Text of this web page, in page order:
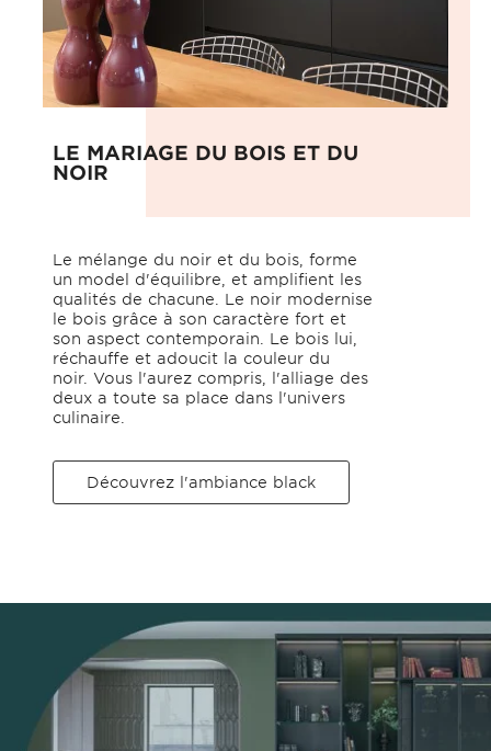
LE MARIAGE DU BOIS ET DU
NOIR
Le mélange du noir et du bois, forme
un model d'équilibre, et amplifient les
qualités de chacune. Le noir modernise
le bois grâce à son caractère fort et
son aspect contemporain. Le bois lui,
réchauffe et adoucit la couleur du
noir. Vous l'aurez compris, l'alliage des
deux a toute sa place dans l'univers
culinaire.
Découvrez l'ambiance black